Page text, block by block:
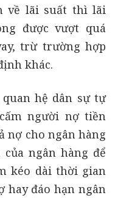
về lãi suất thì lãi
được vượt quá
trừ trường hợp
khác.
hệ dân sự tự
người nợ tiền
nợ cho ngân hàng
ngân hàng để
kéo dài thời gian
hay đáo hạn ngân